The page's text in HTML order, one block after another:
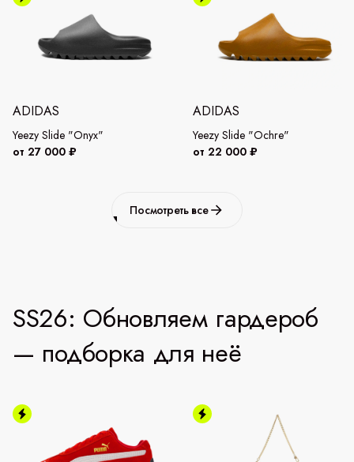
ADIDAS
Yeezy Slide "Onyx"
от 27 000 ₽
ADIDAS
Yeezy Slide "Ochre"
от 22 000 ₽
Посмотреть все
SS26: Обновляем гардероб
— подборка для неё